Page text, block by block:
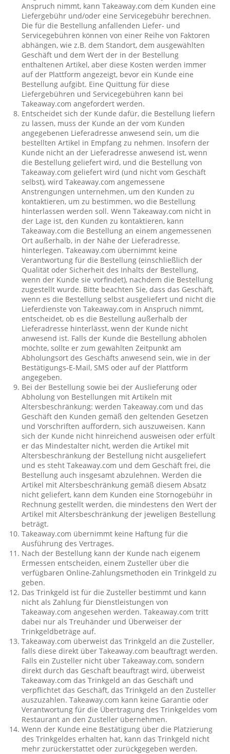
Anspruch nimmt, kann Takeaway.com dem Kunden eine
Liefergebühr und/oder eine Servicegebühr berechnen.
Die für die Bestellung anfallenden Liefer- und
Servicegebühren können von einer Reihe von Faktoren
abhängen, wie z.B. dem Standort, dem ausgewählten
Geschäft und dem Wert der in der Bestellung
enthaltenen Artikel, aber diese Kosten werden immer
auf der Plattform angezeigt, bevor ein Kunde eine
Bestellung aufgibt. Eine Quittung für diese
Liefergebühren und Servicegebühren kann bei
Takeaway.com angefordert werden.
Entscheidet sich der Kunde dafür, die Bestellung liefern
zu lassen, muss der Kunde an der vom Kunden
angegebenen Lieferadresse anwesend sein, um die
bestellten Artikel in Empfang zu nehmen. Insofern der
Kunde nicht an der Lieferadresse anwesend ist, wenn
die Bestellung geliefert wird, und die Bestellung von
Takeaway.com geliefert wird (und nicht vom Geschäft
selbst), wird Takeaway.com angemessene
Anstrengungen unternehmen, um den Kunden zu
kontaktieren, um zu bestimmen, wo die Bestellung
hinterlassen werden soll. Wenn Takeaway.com nicht in
der Lage ist, den Kunden zu kontaktieren, kann
Takeaway.com die Bestellung an einem angemessenen
Ort außerhalb, in der Nähe der Lieferadresse,
hinterlegen. Takeaway.com übernimmt keine
Verantwortung für die Bestellung (einschließlich der
Qualität oder Sicherheit des Inhalts der Bestellung,
wenn der Kunde sie vorfindet), nachdem die Bestellung
zugestellt wurde. Bitte beachten Sie, dass das Geschäft,
wenn es die Bestellung selbst ausgeliefert und nicht die
Lieferdienste von Takeaway.com in Anspruch nimmt,
entscheidet, ob es die Bestellung außerhalb der
Lieferadresse hinterlässt, wenn der Kunde nicht
anwesend ist. Falls der Kunde die Bestellung abholen
möchte, sollte er zum gewählten Zeitpunkt am
Abholungsort des Geschäfts anwesend sein, wie in der
Bestätigungs-E-Mail, SMS oder auf der Plattform
angegeben.
Bei der Bestellung sowie bei der Auslieferung oder
Abholung von Bestellungen mit Artikeln mit
Altersbeschränkung: werden Takeaway.com und das
Geschäft den Kunden gemäß den geltenden Gesetzen
und Vorschriften auffordern, sich auszuweisen. Kann
sich der Kunde nicht hinreichend ausweisen oder erfült
er das Mindestalter nicht, werden die Artikel mit
Altersbeschränkung der Bestellung nicht ausgeliefert
und es steht Takeaway.com und dem Geschäft frei, die
Bestellung auch insgesamt abzulehnen. Werden die
Artikel mit Altersbeschränkung gemäß diesem Absatz
nicht geliefert, kann dem Kunden eine Stornogebühr in
Rechnung gestellt werden, die mindestens den Wert der
Artikel mit Altersbeschränkung der jeweligen Bestellung
beträgt.
Takeaway.com übernimmt keine Haftung für die
Ausführung des Vertrages.
Nach der Bestellung kann der Kunde nach eigenem
Ermessen entscheiden, einem Zusteller über die
verfügbaren Online-Zahlungsmethoden ein Trinkgeld zu
geben.
Das Trinkgeld ist für die Zusteller bestimmt und kann
nicht als Zahlung für Dienstleistungen von
Takeaway.com angesehen werden. Takeaway.com tritt
dabei nur als Treuhänder und Überweiser der
Trinkgeldbeträge auf.
Takeaway.com überweist das Trinkgeld an die Zusteller,
falls diese direkt über Takeaway.com beauftragt werden.
Falls ein Zusteller nicht über Takeaway.com, sondern
direkt durch das Geschäft beauftragt wird, überweist
Takeaway.com das Trinkgeld an das Geschäft und
verpflichtet das Geschäft, das Trinkgeld an den Zusteller
auszuzahlen. Takeaway.com kann keine Garantie oder
Verantwortung für die Übertragung des Trinkgeldes vom
Restaurant an den Zusteller übernehmen.
Wenn der Kunde eine Bestätigung über die Platzierung
des Trinkgeldes erhalten hat, kann das Trinkgeld nicht
mehr zurückerstattet oder zurückgegeben werden.